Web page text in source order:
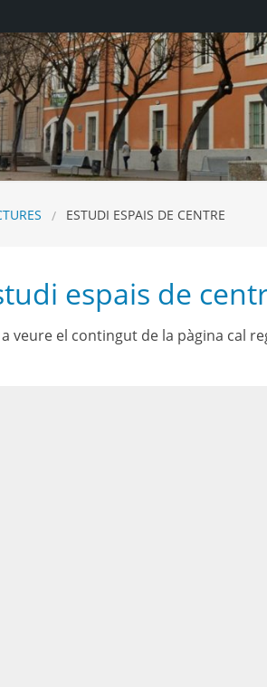
ESTUDI ESPAIS DE CENTRE
espais de
veure el contingut de la pàgina cal